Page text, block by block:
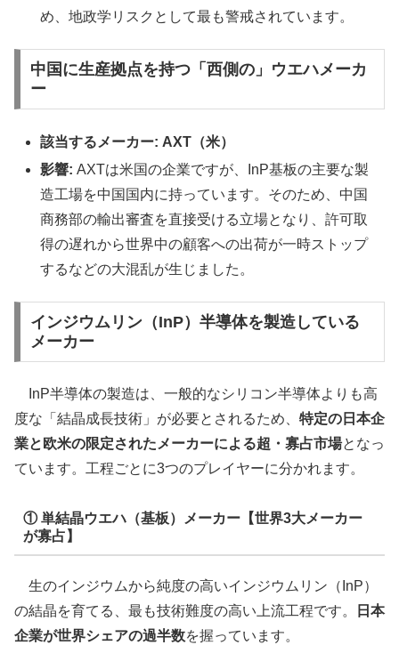
め、地政学リスクとして最も警戒されています。
中国に生産拠点を持つ「西側の」ウエハメーカ
ー
該当するメーカー: AXT（米）
影響: AXTは米国の企業ですが、InP基板の主要な製
造工場を中国国内に持っています。そのため、中国
商務部の輸出審査を直接受ける立場となり、許可取
得の遅れから世界中の顧客への出荷が一時ストップ
するなどの大混乱が生じました。
インジウムリン（InP）半導体を製造している
メーカー
InP半導体の製造は、一般的なシリコン半導体よりも高
度な「結晶成長技術」が必要とされるため、 特定の日本企
業と欧米の限定されたメーカーによる超・寡占市場となっ
ています。工程ごとに3つのプレイヤーに分かれます。
① 単結晶ウエハ（基板）メーカー【世界3大メーカー
が寡占】
生のインジウムから純度の高いインジウムリン（InP）
の結晶を育てる、最も技術難度の高い上流工程です。
日本
企業が世界シェアの過半数を握っています。